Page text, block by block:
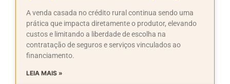
A venda casada no crédito rural continua sendo uma
prática que impacta diretamente o produtor, elevando
custos e limitando a liberdade de escolha na
contratação de seguros e serviços vinculados ao
financiamento.
LEIA MAIS »